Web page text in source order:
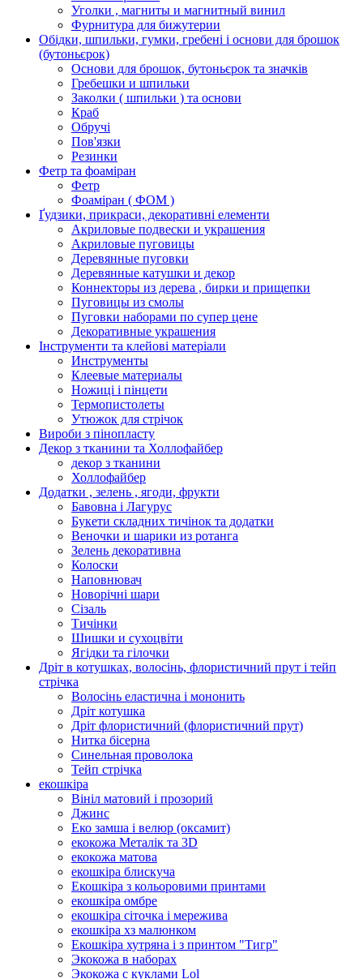
Уголки , магниты и магнитный винил
Фурнитура для бижутерии
Обідки, шпильки, гумки, гребені і основи для брошок
(бутоньєрок)
Основи для брошок, бутоньєрок та значків
Гребешки и шпильки
Заколки ( шпильки ) та основи
Краб
Обручі
Пов'язки
Резинки
Фетр та фоаміран
Фетр
Фоаміран ( ФОМ )
Ґудзики, прикраси, декоративні елементи
Акриловые подвески и украшения
Акриловые пуговицы
Деревянные пуговки
Деревянные катушки и декор
Коннекторы из дерева , бирки и прищепки
Пуговицы из смолы
Пуговки наборами по супер цене
Декоративные украшения
Інструменти та клейові матеріали
Инструменты
Клеевые материалы
Ножиці і пінцети
Термопистолеты
Утюжок для стрічок
Вироби з пінопласту
Декор з тканини та Холлофайбер
декор з тканини
Холлофайбер
Додатки , зелень , ягоди, фрукти
Бавовна і Лагурус
Букети складних тичінок та додатки
Веночки и шарики из ротанга
Зелень декоративна
Колоски
Наповнювач
Новорічні шари
Сізаль
Тичінки
Шишки и сухоцвіти
Ягідки та гілочки
Дріт в котушках, волосінь, флористичний прут і тейп
стрічка
Волосінь еластична і мононить
Дріт котушка
Дріт флористичний (флористичний прут)
Нитка бісерна
Синельная проволока
Тейп стрічка
екошкіра
Вініл матовий і прозорий
Джинс
Еко замша і велюр (оксамит)
екокожа Металік та 3D
екокожа матова
екошкіра блискуча
Екошкіра з кольоровими принтами
екошкіра омбре
екошкіра сіточка і мережива
екошкіра хз малюнком
Екошкіра хутряна і з принтом "Тигр"
Экокожа в наборах
Экокожа с куклами Lol